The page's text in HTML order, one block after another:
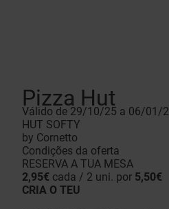
Pizza Hut
Válido de 29/10/25 a 06/01/
HUT SOFTY
by Cornetto
Condições da oferta
RESERVA A TUA MESA
2,95€ cada / 2 uni. por 5,50€
CRIA O TEU